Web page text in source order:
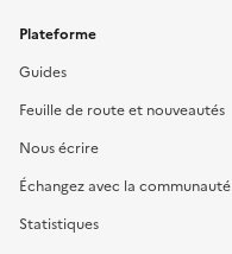
Plateforme
Guides
Feuille de route et nouveautés
Nous écrire
Échangez avec la communauté
Statistiques